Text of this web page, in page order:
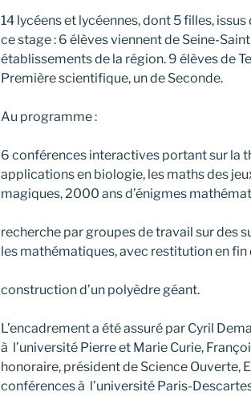
14 lycéens et lycéennes, dont 5 filles,
ce stage : 6 élèves viennent de Seine-
établissements de la région. 9 élèves de
Première scientifique, un de Seconde.
Au programme :
6 conférences interactives portant sur la
applications en biologie, les maths des
magiques, 2000 ans d’énigmes
recherche par groupes de travail sur des
les mathématiques, avec restitution en fin
construction d’un polyèdre géant.
L’encadrement a été assuré par Cyril
à l’université Pierre et Marie Curie,
honoraire, président de Science Ouverte,
conférences à l’université Paris-